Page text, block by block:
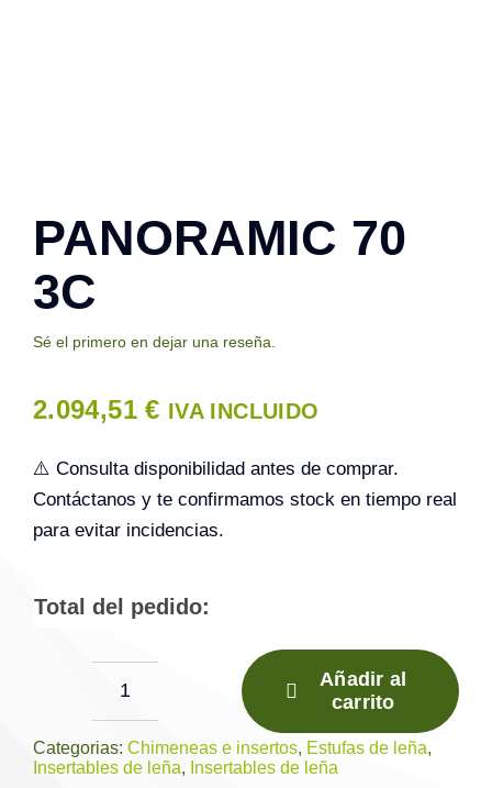
PANORAMIC 70
3C
Sé el primero en dejar una reseña.
2.094,51€ IVA INCLUIDO
⚠️ Consulta disponibilidad antes de comprar.
Contáctanos y te confirmamos stock en tiempo real
para evitar incidencias.
Total del pedido:
PANORAMIC
70
3C
Añadir al
carrito
Categorias: Chimeneas e insertos, Estufas de leña,
Insertables de leña, Insertables de leña